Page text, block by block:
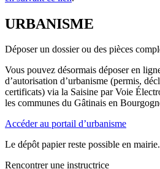
URBANISME
Déposer un dossier ou des pièces
Vous pouvez désormais déposer en
d’autorisation d’urbanisme (permis,
certificats) via la Saisine par Voie
les communes du Gâtinais en
Accéder au portail d’urbanisme
Le dépôt papier reste possible en mairie.
Rencontrer une instructrice